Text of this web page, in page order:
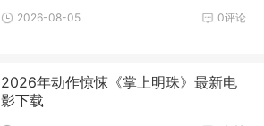
0评论
2026-08-05
2026年动作惊悚《掌上明珠》最新电
影下载